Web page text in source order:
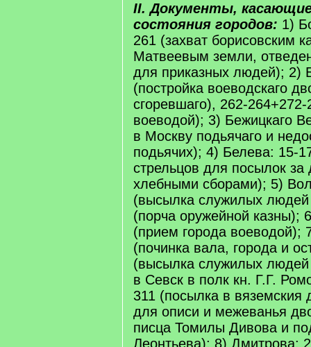
II. Документы,
состояния городов: 1)
261 (захват борисовским
Матвеевым земли,
для приказных людей); 2)
(постройка воеводскаго
сгоревшаго), 262-
воеводой); 3) Бежицкаго
в Москву подьячаго и
подьячих); 4) Белева: 15-
стрельцов для посылок
хлебными сборами); 5)
(высылка служилых
(порча оружейной казны);
(прием города воеводой);
(починка вала, города и
(высылка служилых людей
в Севск в полк кн. Г.Г.
311 (посылка в вяземския
для описи и межеванья
писца Томилы Дивова и
Леонтьева); 8) Дмитрова: